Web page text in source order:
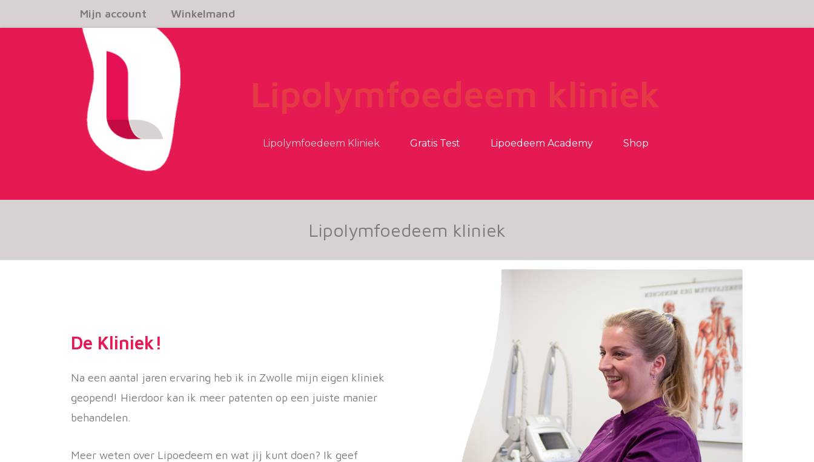
Mijn account Winkelmand
Lipolymfoedeem kliniek
Lipolymfoedeem Kliniek Gratis Test Lipoedeem Academy Shop
Lipolymfoedeem kliniek
De Kliniek!
Na een aantal jaren ervaring heb ik in Zwolle mijn eigen kliniek
geopend! Hierdoor kan ik meer patenten op een juiste manier
behandelen.
Meer weten over Lipoedeem en wat jij kunt doen? Ik geef